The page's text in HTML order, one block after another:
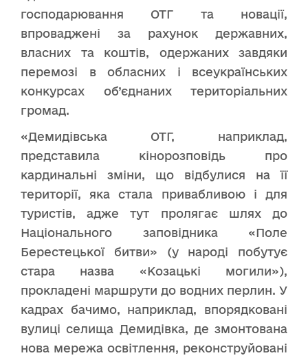
господарювання ОТГ та новації,
впроваджені за рахунок державних,
власних та коштів, одержаних завдяки
перемозі в обласних і всеукраїнських
конкурсах об’єднаних територіальних
громад.
«Демидівська ОТГ, наприклад,
представила кінорозповідь про
кардинальні зміни, що відбулися на її
території, яка стала привабливою і для
туристів, адже тут пролягає шлях до
Національного заповідника «Поле
Берестецької битви» (у народі побутує
стара назва «Козацькі могили»),
прокладені маршрути до водних перлин. У
кадрах бачимо, наприклад, впорядковані
вулиці селища Демидівка, де змонтована
нова мережа освітлення, реконструйовані